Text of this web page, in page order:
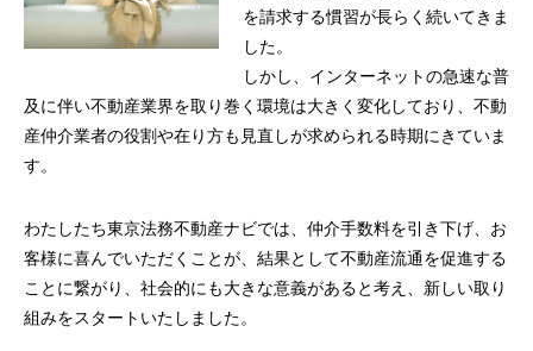
を請求する慣習が長らく続いてきま
した。
しかし、インターネットの急速な普
及に伴い不動産業界を取り巻く環境は大きく変化しており、不動
産仲介業者の役割や在り方も見直しが求められる時期にきていま
す。
わたしたち東京法務不動産ナビでは、仲介手数料を引き下げ、お
客様に喜んでいただくことが、結果として不動産流通を促進する
ことに繋がり、社会的にも大きな意義があると考え、新しい取り
組みをスタートいたしました。